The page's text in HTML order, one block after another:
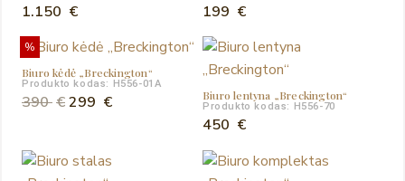
1.150 € 199 €
%
Biuro kėdė „Breckington“
Produkto kodas: H556-01A
390€Original
390 €.
299 €Current
Biuro lentyna „Breckington“
Produkto kodas: H556-70
450 €